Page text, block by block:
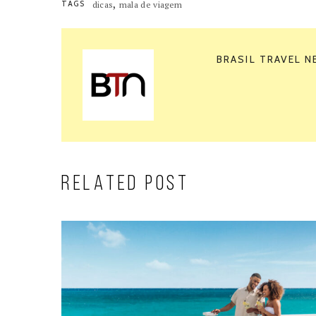
TAGS dicas, mala de viagem
BRASIL TRAVEL
RELATED POST